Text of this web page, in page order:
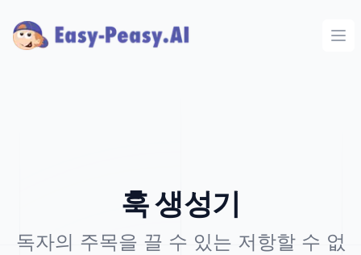
훅 생성기
독자의 주목을 끌 수 있는 저항할 수 없